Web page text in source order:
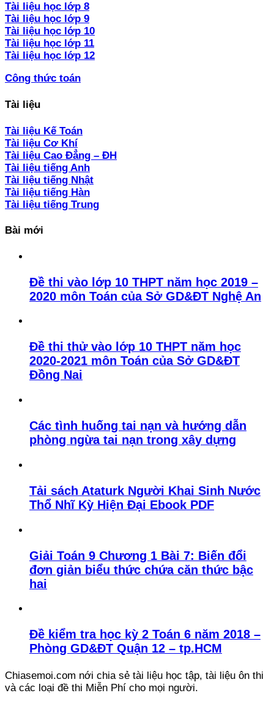
Tài liệu học lớp 8
Tài liệu học lớp 9
Tài liệu học lớp 10
Tài liệu học lớp 11
Tài liệu học lớp 12
Công thức toán
Tài liệu
Tài liệu Kế Toán
Tài liệu Cơ Khí
Tài liệu Cao Đẳng – ĐH
Tài liệu tiếng Anh
Tài liệu tiếng Nhật
Tài liệu tiếng Hàn
Tài liệu tiếng Trung
Bài mới
Đề thi vào lớp 10 THPT năm học 2019 –
2020 môn Toán của Sở GD&ĐT Nghệ An
Đề thi thử vào lớp 10 THPT năm học
2020-2021 môn Toán của Sở GD&ĐT
Đồng Nai
Các tình huống tai nạn và hướng dẫn
phòng ngừa tai nạn trong xây dựng
Tải sách Ataturk Người Khai Sinh Nước
Thổ Nhĩ Kỳ Hiện Đại Ebook PDF
Giải Toán 9 Chương 1 Bài 7: Biến đổi
đơn giản biểu thức chứa căn thức bậc
hai
Đề kiểm tra học kỳ 2 Toán 6 năm 2018 –
Phòng GD&ĐT Quận 12 – tp.HCM
Chiasemoi.com nới chia sẻ tài liệu học tập, tài liệu ôn thi
và các loại đề thi Miễn Phí cho mọi người.